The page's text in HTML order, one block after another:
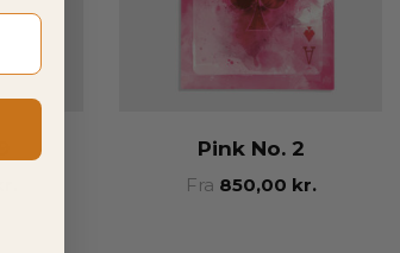
Pink No. 2
Fra 850,00 kr.